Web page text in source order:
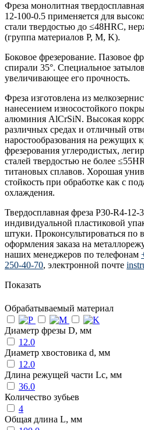
Фреза монолитная
12-100-0.5 применяется для
стали твердостью до ≤48HRC,
(группа материалов P, M, K).
Боковое фрезерование. Пазовое
спирали 35°. Специальное
увеличивающее его прочность.
Фреза изготовлена из
нанесением износостойкого
алюминия AlCrSiN. Высокая
различных средах и отличный
наростообразования на режущих
фрезерования углеродистых,
сталей твердостью не более
титановых сплавов. Хорошая
стойкость при обработке как с
охлаждения.
Твердосплавная фреза P30-R4-12-
индивидуальной пластиковой
штуки. Проконсультироваться по
оформления заказа на
наших менеджеров по телефонам
250-40-70, электронной почте
Показать
Обрабатываемый материал
Диаметр фрезы D, мм
12.0
Диаметр хвостовика d, мм
12.0
Длина режущей части Lc, мм
36.0
Количество зубьев
4
Общая длина L, мм